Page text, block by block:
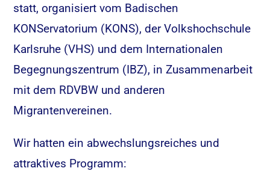
statt, organisiert vom Badischen
KONServatorium (KONS), der Volkshochschule
Karlsruhe (VHS) und dem Internationalen
Begegnungszentrum (IBZ), in Zusammenarbeit
mit dem RDVBW und anderen
Migrantenvereinen.
Wir hatten ein abwechslungsreiches und
attraktives Programm: